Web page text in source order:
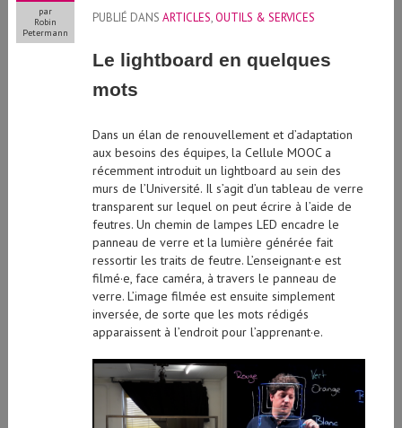
par
Robin
Petermann
PUBLIÉ DANS ARTICLES,OUTILS & SERVICES
Le lightboard en quelques
mots
Dans un élan de renouvellement et d’adaptation
aux besoins des équipes, la Cellule MOOC a
récemment introduit un lightboard au sein des
murs de l’Université. Il s’agit d’un tableau de verre
transparent sur lequel on peut écrire à l’aide de
feutres. Un chemin de lampes LED encadre le
panneau de verre et la lumière générée fait
ressortir les traits de feutre. L’enseignant·e est
filmé·e, face caméra, à travers le panneau de
verre. L’image filmée est ensuite simplement
inversée, de sorte que les mots rédigés
apparaissent à l’endroit pour l’apprenant·e.